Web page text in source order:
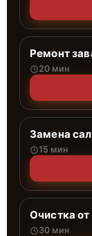
Ремонт
20 мин
Замена
15 мин
Очистка
30 мин